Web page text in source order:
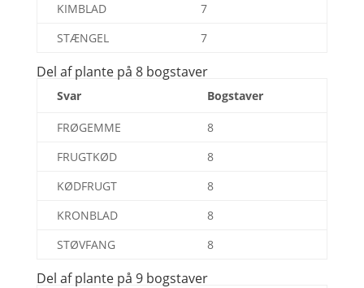
KIMBLAD
7
STÆNGEL
7
Del af plante på 8 bogstaver
Svar Bogstaver
FRØGEMME
8
FRUGTKØD
8
KØDFRUGT
8
KRONBLAD
8
STØVFANG
8
Del af plante på 9 bogstaver